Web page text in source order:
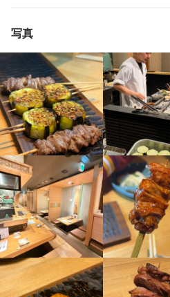
はじめとした九州産の地鶏などのこ
備長炭でじっくり焼き上げること
引き出します。
また、接待や特別な席にも対応で
ジネスシーンからファミリー層ま
だいています。
本格志向の焼き鳥を、丁寧な接客
たの技術と感性を活かしてみません
いラインナップをご用意。ワイン
ける内容です。
さらに、焼き鳥との相性を考えて
り揃えており、お酒を楽しみたい
供しています。
【通いやすさも魅力。アクセス抜群
お店は明治通り沿い、地下鉄空港
好立地にあります。バス停も近く
利です。そのため、地元のお客様
る方にも多くご利用いただいていま
交通の便が良く、通勤しやすい環
職場です。お客様だけでなく、ス
整っています。
写真
舗運営の中心メンバーとして活躍で
イデアを形にするチャンスが豊富
だけではなく、自分で考えながら
ます。
店長や料理長クラスでも完全週休2
月8日以上の休みがあり、仕事だけ
ながら働けます。
職場の雰囲気はとてもオープンです
キッチンとホールの垣根なく意見
りを目指しています。また、福岡
アンと複数ジャンルの店舗を運営
けでなく洋食のシェフとも交流で
のひとつです。
完全週休2日制で、残業なしの働き方
ら無理なく働けます。
職場の雰囲気はとてもオープンです
キッチンとホールの垣根なく意見
りを目指しています。また、福岡
アンと複数ジャンルの店舗を運営
けでなく洋食のシェフとも交流でき
のひとつです。
身に付くスキル
ワインの知識 日本酒の知識 ウイスキーの知
魚の知識
メニュー開発
料理の質を高めるための取り組みも
い一皿を追求しています。試行錯
験を活かしつつ、新しい学びや発
店長や料理長クラスでも完全週休2
月8日以上の休みがあり、仕事だけ
ながら働けます。
職場の雰囲気はとてもオープンです
キッチンとホールの垣根なく意見
りを目指しています。また、福岡
アンと複数ジャンルの店舗を運営
けでなく洋食のシェフとも交流で
のひとつです。
料理の質を高めるための取り組みも
い一皿を追求しています。試行錯
験を活かしつつ、新しい学びや発
完全週休2日制で、残業なしの働き
月に8日以上のお休みがあるため、
ながら働けます。
職場の雰囲気はとてもオープンです
キッチンとホールの垣根なく意見
りを目指しています。また、福岡
アンと複数ジャンルの店舗を運営
けでなく洋食のシェフとも交流で
のひとつです。
す。
わせて柔軟に働けます。
髪型や髪色は基本自由なので、仕
ます。
身に付くスキル
ワインの知識 日本酒の知識 コーヒーの知識
応募資格
歓迎スキル・経験
飲食業経験者は優遇
※未経験の方も歓迎します
身に付くスキル
包丁さばき 肉の知識
応募資格
必須スキル・経験
調理経験者
店名
炭火・焼鳥 鶫 中洲川端店